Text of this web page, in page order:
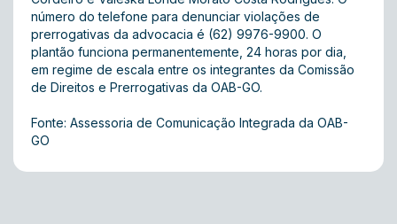
número do telefone para denunciar violações de
prerrogativas da advocacia é (62) 9976-9900. O
plantão funciona permanentemente, 24 horas por dia,
em regime de escala entre os integrantes da Comissão
de Direitos e Prerrogativas da OAB-GO.
Fonte: Assessoria de Comunicação Integrada da OAB-
GO